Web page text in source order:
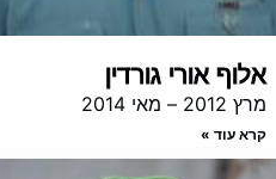
אלוף אורי גורדין
מרץ 2012 – מאי 2014
קרא עוד »